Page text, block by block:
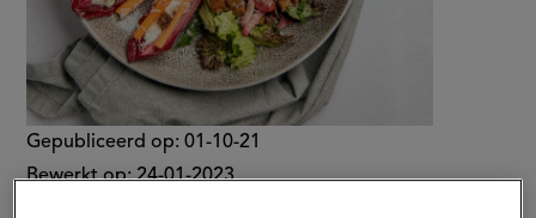
Gepubliceerd op: 01-10-21
Bewerkt op: 24-01-2023